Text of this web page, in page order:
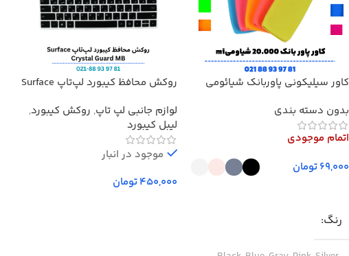
کاور سیلیکونی پاوربانک شیائومی
بدون دسته بندی
اتمام موجودی
تومان
رنگ
روکش محافظ کیبورد لپ‌تاپ Surface
سیلیکونی Crystal Guard MB
لوازم جانبی لپ تاپ, روکش کیبورد,
لیبل کیبورد
موجود در انبار
تومان